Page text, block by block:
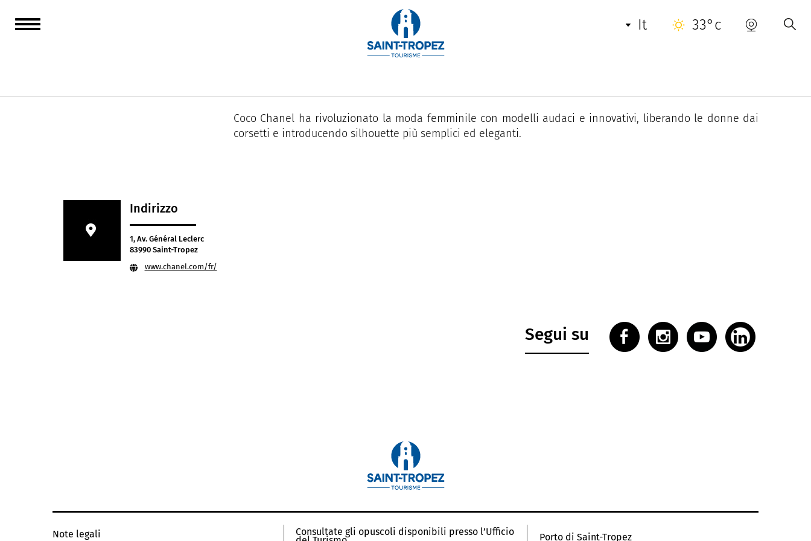
it 33°c
Chanel è stata fondata nel 1910 da Gabrielle "Coco" Chanel.
Coco Chanel ha rivoluzionato la moda femminile con modelli audaci e innovativi, liberando le donne dai
corsetti e introducendo silhouette più semplici ed eleganti.
Indirizzo
1, Av. Général Leclerc
83990 Saint-Tropez
www.chanel.com/fr/
Segui su
Note legali Consultate gli opuscoli disponibili presso l’Ufficio Porto di Saint-Tropez